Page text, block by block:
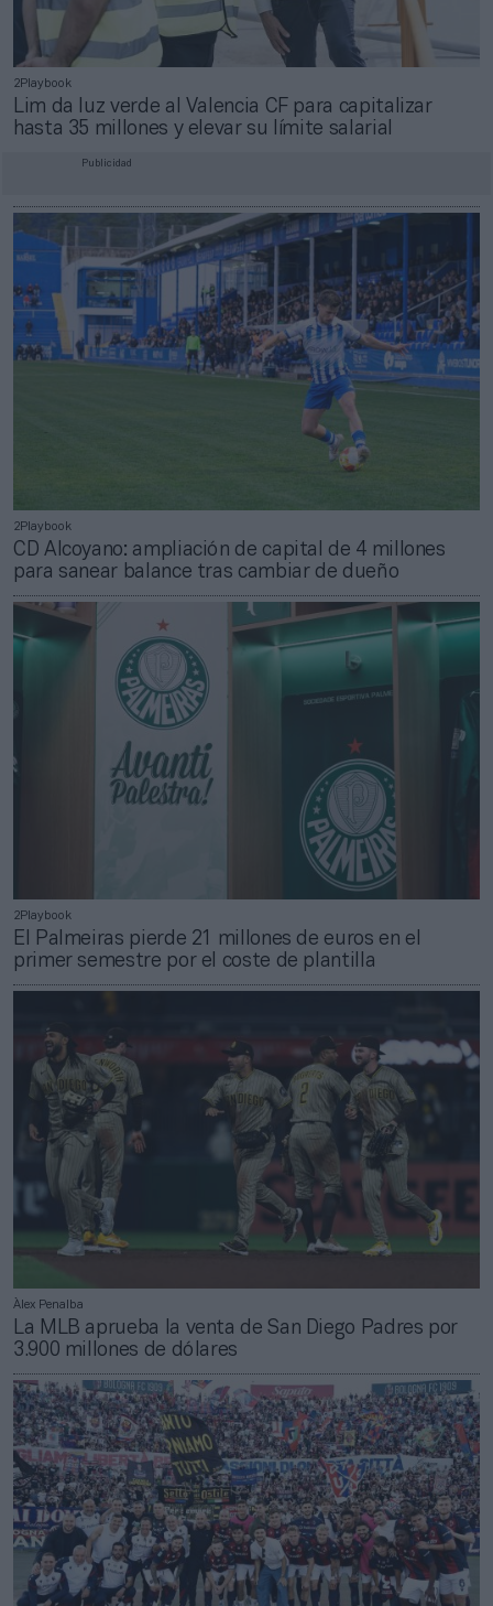
2Playbook
Lim da luz verde al Valencia CF para capitalizar
hasta 35 millones y elevar su límite salarial
Publicidad
2Playbook
CD Alcoyano: ampliación de capital de 4 millones
para sanear balance tras cambiar de dueño
2Playbook
El Palmeiras pierde 21 millones de euros en el
primer semestre por el coste de plantilla
Àlex Penalba
La MLB aprueba la venta de San Diego Padres por
3.900 millones de dólares